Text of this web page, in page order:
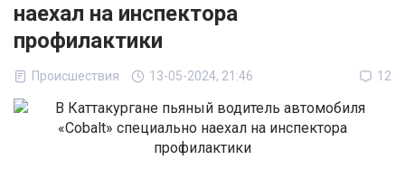
наехал на инспектора
профилактики
Происшествия 13-05-2024, 21:46 12